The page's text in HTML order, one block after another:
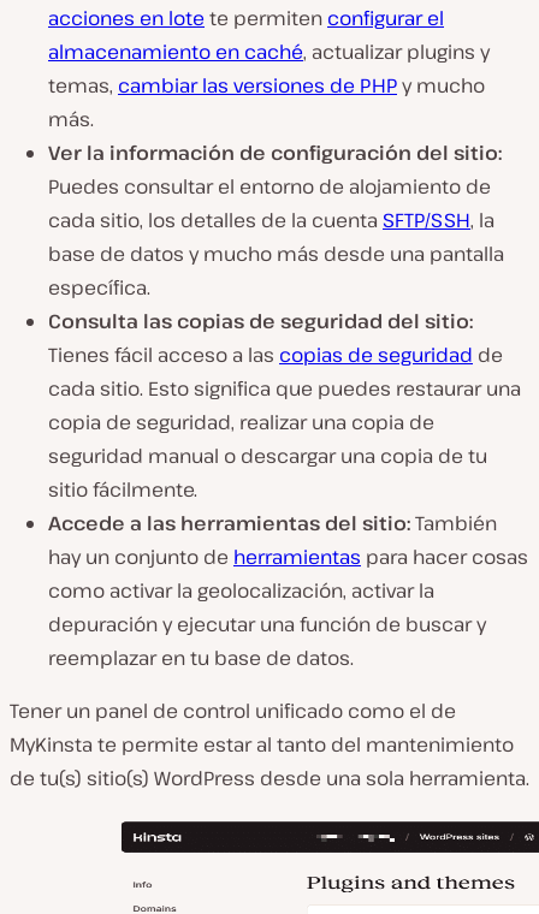
acciones en lote te permiten configurar el
almacenamiento en caché, actualizar plugins y
temas, cambiar las versiones de PHPy mucho
más.
Ver la información de configuración del sitio:
Puedes consultar el entorno de alojamiento de
cada sitio, los detalles de la cuenta SFTP/SSH, la
base de datos y mucho más desde una pantalla
específica.
Consulta las copias de seguridad del sitio:
Tienes fácil acceso a las copias de seguridad de
cada sitio. Esto significa que puedes restaurar una
copia de seguridad, realizar una copia de
seguridad manual o descargar una copia de tu
sitio fácilmente.
Accede a las herramientas del sitio:También
hay un conjunto de herramientas para hacer cosas
como activar la geolocalización, activar la
depuración y ejecutar una función de buscar y
reemplazar en tu base de datos.
Tener un panel de control unificado como el de
MyKinsta te permite estar al tanto del mantenimiento
de tu(s) sitio(s) WordPress desde una sola herramienta.